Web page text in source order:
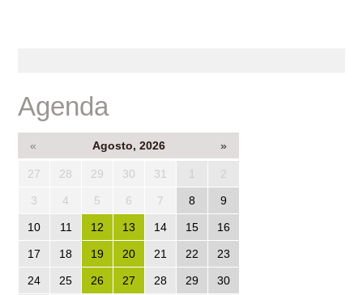
Agenda
« Agosto, 2026 »
27 28 29 30 31 1 2
3 4 5 6 7 8 9
10 11 12 13 14 15 16
17 18 19 20 21 22 23
24 25 26 27 28 29 30